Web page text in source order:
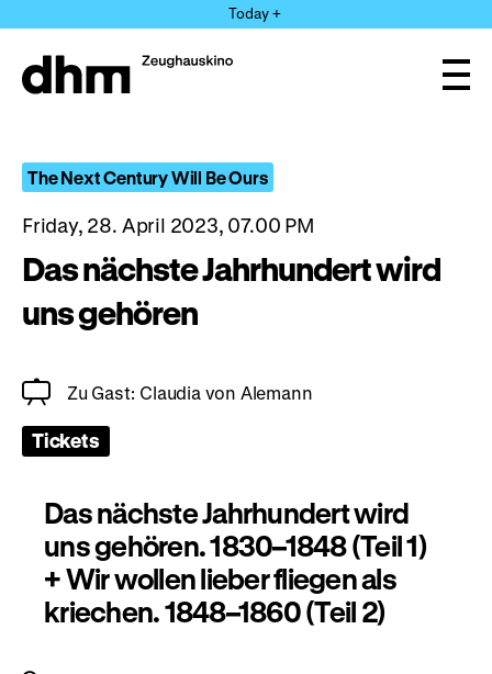
directly
the
Today +
The Next Century Will Be Ours
Friday, 28. April 2023, 07.00 PM
Das nächste Jahrhundert wird
uns gehören
Zu Gast: Claudia von Alemann
Tickets
Das nächste Jahrhundert wird
uns gehören. 1830–1848 (Teil 1)
+ Wir wollen lieber fliegen als
kriechen. 1848–1860 (Teil 2)